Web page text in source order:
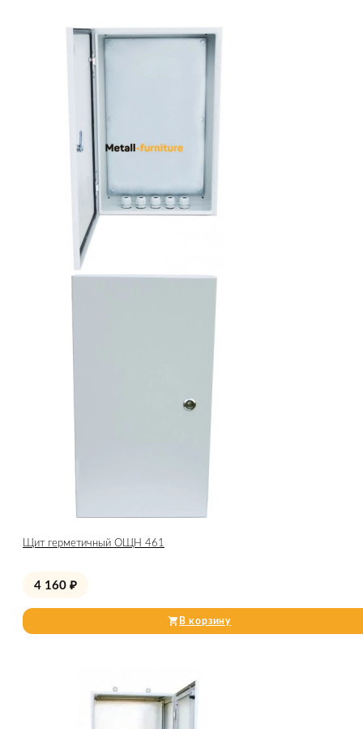
Щит герметичный ОЩН 461
4 160 ₽
В корзину